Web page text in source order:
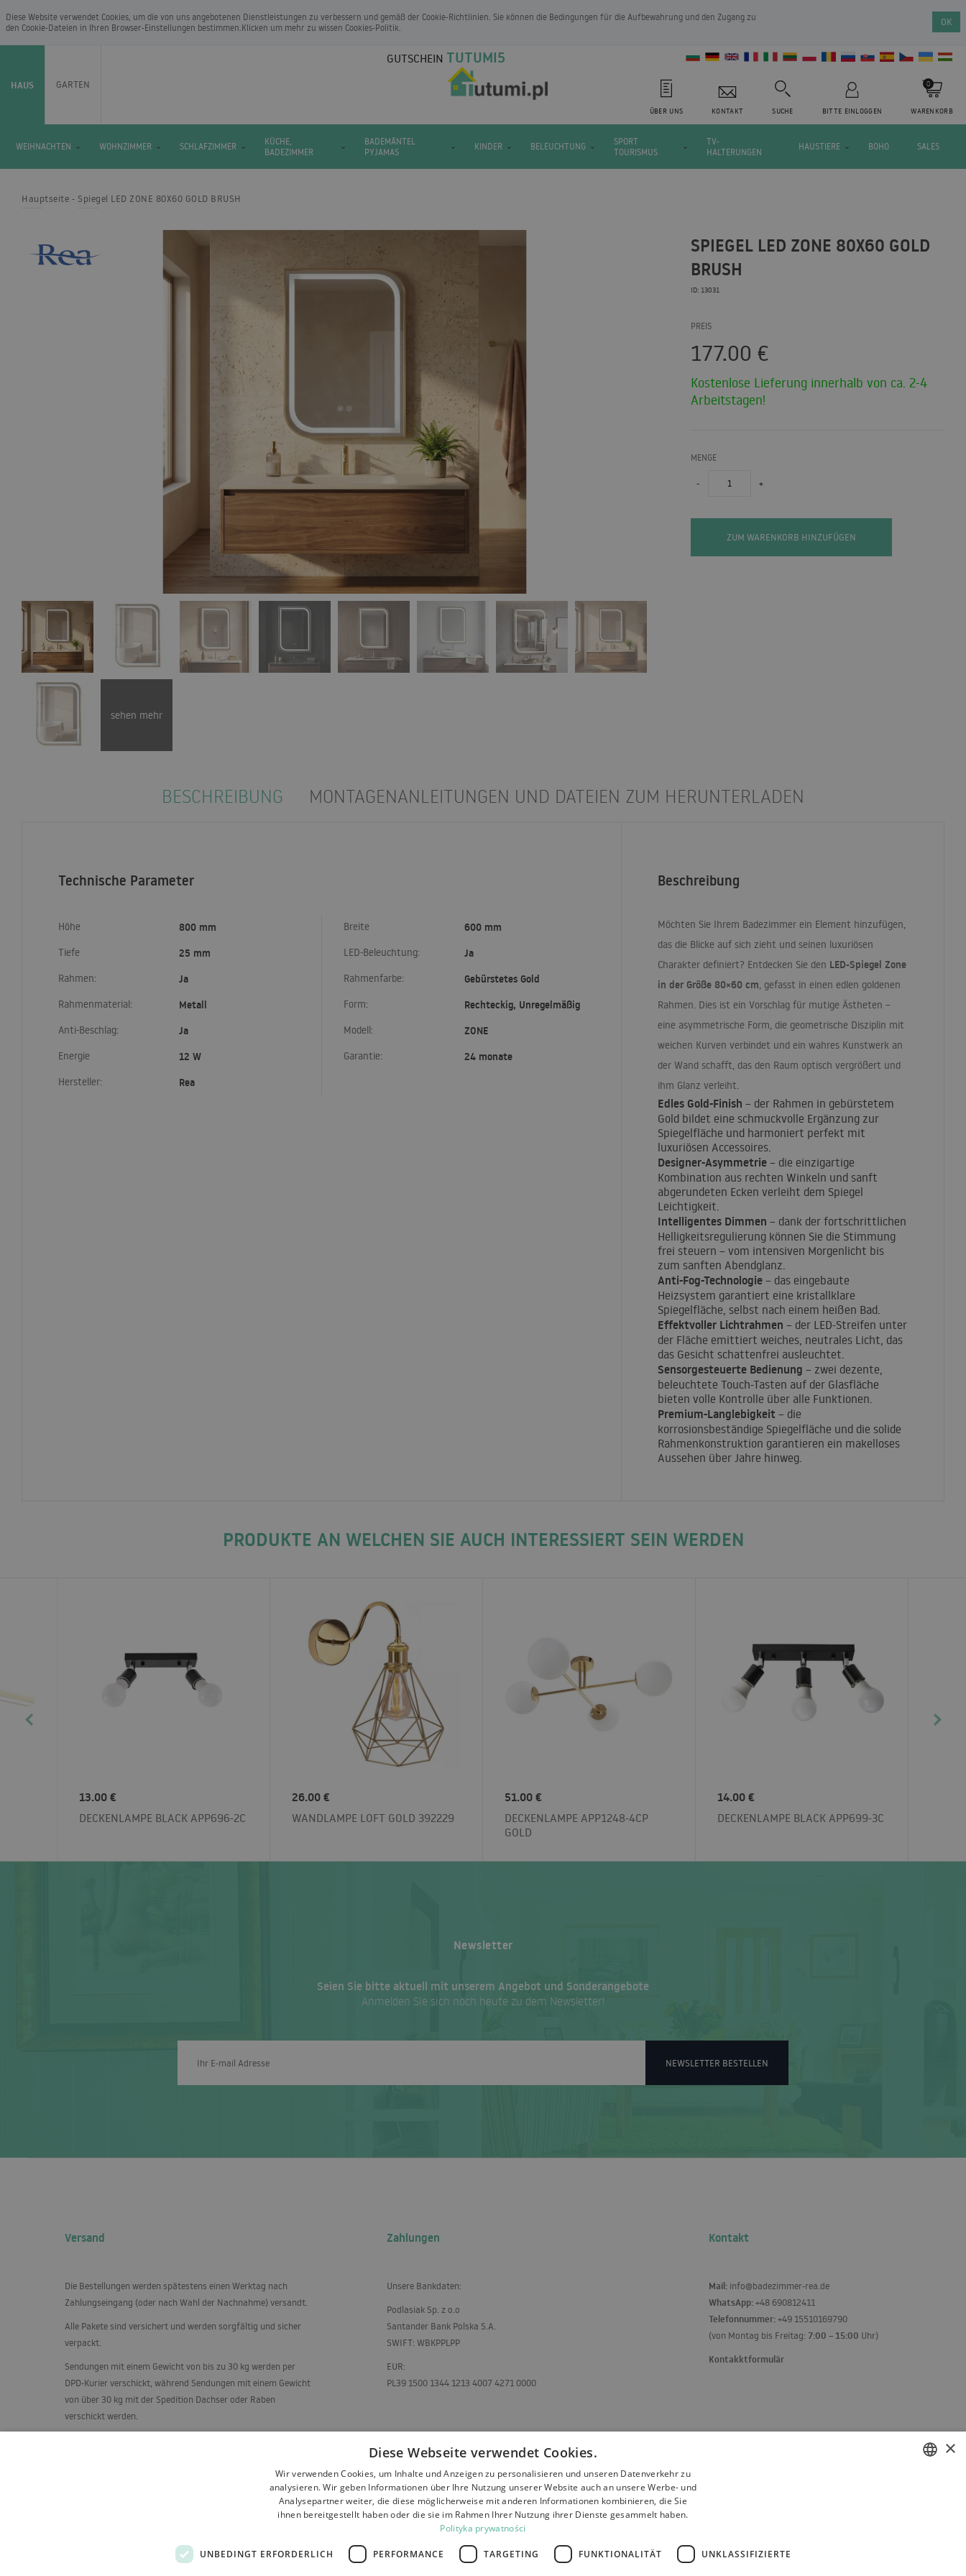
Diese Website verwendet Cookies, um die von uns angebotenen Dienstleistungen zu verbessern und gemäß der Cookie-Richtlinien. Sie können die Bedingungen für die Aufbewahrung und den Zugang zu
den Cookie-Dateien in Ihren Browser-Einstellungen bestimmen.Klicken um mehr zu wissen Cookies-Politik.
OK
HAUS GARTEN
GUTSCHEIN TUTUMI5
ÜBER UNS KONTAKT SUCHE BITTE EINLOGGEN WARENKORB
0
WEIHNACHTEN WOHNZIMMER SCHLAFZIMMER
KÜCHE,
BADEZIMMER
BADEMÄNTEL
PYJAMAS
KINDER BELEUCHTUNG
SPORT
TOURISMUS
TV-
HALTERUNGEN
HAUSTIERE BOHO SALES
Hauptseite Spiegel LED ZONE 80X60 GOLD BRUSH
sehen mehr
SPIEGEL LED ZONE 80X60 GOLD
BRUSH
ID: 13031
PREIS
177.00 €
Kostenlose Lieferung innerhalb von ca. 2-4
Arbeitstagen!
MENGE
- +
ZUM WARENKORB HINZUFÜGEN
BESCHREIBUNG MONTAGENANLEITUNGEN UND DATEIEN ZUM HERUNTERLADEN
Technische Parameter
Höhe 800 mm Breite 600 mm
Tiefe 25 mm LED-Beleuchtung: Ja
Rahmen: Ja Rahmenfarbe: Gebürstetes Gold
Rahmenmaterial: Metall Form: Rechteckig, Unregelmäßig
Anti-Beschlag: Ja Modell: ZONE
Energie 12 W Garantie: 24 monate
Hersteller: Rea
Beschreibung
Möchten Sie Ihrem Badezimmer ein Element hinzufügen,
das die Blicke auf sich zieht und seinen luxuriösen
Charakter definiert? Entdecken Sie den LED-Spiegel Zone
in der Größe 80×60 cm, gefasst in einen edlen goldenen
Rahmen. Dies ist ein Vorschlag für mutige Ästheten –
eine asymmetrische Form, die geometrische Disziplin mit
weichen Kurven verbindet und ein wahres Kunstwerk an
der Wand schafft, das den Raum optisch vergrößert und
ihm Glanz verleiht.
Edles Gold-Finish – der Rahmen in gebürstetem
Gold bildet eine schmuckvolle Ergänzung zur
Spiegelfläche und harmoniert perfekt mit
luxuriösen Accessoires.
Designer-Asymmetrie – die einzigartige
Kombination aus rechten Winkeln und sanft
abgerundeten Ecken verleiht dem Spiegel
Leichtigkeit.
Intelligentes Dimmen – dank der fortschrittlichen
Helligkeitsregulierung können Sie die Stimmung
frei steuern – vom intensiven Morgenlicht bis
zum sanften Abendglanz.
Anti-Fog-Technologie – das eingebaute
Heizsystem garantiert eine kristallklare
Spiegelfläche, selbst nach einem heißen Bad.
Effektvoller Lichtrahmen – der LED-Streifen unter
der Fläche emittiert weiches, neutrales Licht, das
das Gesicht schattenfrei ausleuchtet.
Sensorgesteuerte Bedienung – zwei dezente,
beleuchtete Touch-Tasten auf der Glasfläche
bieten volle Kontrolle über alle Funktionen.
Premium-Langlebigkeit – die
korrosionsbeständige Spiegelfläche und die solide
Rahmenkonstruktion garantieren ein makelloses
Aussehen über Jahre hinweg.
PRODUKTE AN WELCHEN SIE AUCH INTERESSIERT SEIN WERDEN
13.00 €
DECKENLAMPE BLACK APP696-2C
26.00 €
WANDLAMPE LOFT GOLD 392229
51.00 €
DECKENLAMPE APP1248-4CP
GOLD
14.00 €
DECKENLAMPE BLACK APP699-3C
Newsletter
Seien Sie bitte aktuell mit unserem Angebot und Sonderangebote
Anmelden Sie sich noch heute zu dem Newsletter!
NEWSLETTER BESTELLEN
Versand
Die Bestellungen werden spätestens einen Werktag nach
Zahlungseingang (oder nach Wahl der Nachnahme) versandt.
Alle Pakete sind versichert und werden sorgfältig und sicher
verpackt.
Sendungen mit einem Gewicht von bis zu 30 kg werden per
DPD-Kurier verschickt, während Sendungen mit einem Gewicht
von über 30 kg mit der Spedition Dachser oder Raben
verschickt werden.
Position auf einem speziell konstruierten Gestell versandt.
Zahlungen
Unsere Bankdaten:
Podlasiak Sp. z o.o
Santander Bank Polska S.A.
SWIFT: WBKPPLPP
EUR:
PL39 1500 1344 1213 4007 4271 0000
Kontakt
Mail: info@badezimmer-rea.de
WhatsApp:+48 690812411
Telefonnummer:+49 15510169790
(von Montag bis Freitag: 7:00 – 15:00 Uhr)
Kontakktformulär
Allgemeine Geschäftsbedingungen Rückerstattung und Garantie Kontakt
×
Diese Webseite verwendet Cookies.
Wir verwenden Cookies, um Inhalte und Anzeigen zu personalisieren und unseren Datenverkehr zu
analysieren. Wir geben Informationen über Ihre Nutzung unserer Website auch an unsere Werbe- und
Analysepartner weiter, die diese möglicherweise mit anderen Informationen kombinieren, die Sie
ihnen bereitgestellt haben oder die sie im Rahmen Ihrer Nutzung ihrer Dienste gesammelt haben.
Polityka prywatności
UNBEDINGT ERFORDERLICH PERFORMANCE TARGETING FUNKTIONALITÄT UNKLASSIFIZIERTE